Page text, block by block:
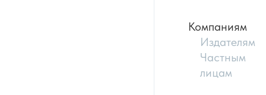
Компаниям
Издателям
Частным
лицам